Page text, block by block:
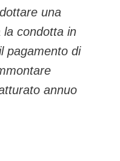
una
la condotta in
pagamento di
annuo